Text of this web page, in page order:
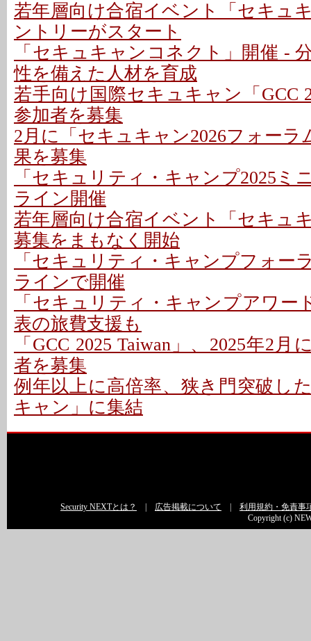
若年層向け合宿イベント「セキュ
ントリーがスタート
「セキュキャンコネクト」開催 -
性を備えた人材を育成
若手向け国際セキュキャン「GCC
参加者を募集
2月に「セキュキャン2026フォーラ
果を募集
「セキュリティ・キャンプ2025ミ
ライン開催
若年層向け合宿イベント「セキュ
募集をまもなく開始
「セキュリティ・キャンプフォー
ラインで開催
「セキュリティ・キャンプアワー
表の旅費支援も
「GCC 2025 Taiwan」、2025年2
者を募集
例年以上に高倍率、狭き門突破し
キャン」に集結
Security NEXTとは？ 広告掲載について
利用規約・免責事
Copyright (c)